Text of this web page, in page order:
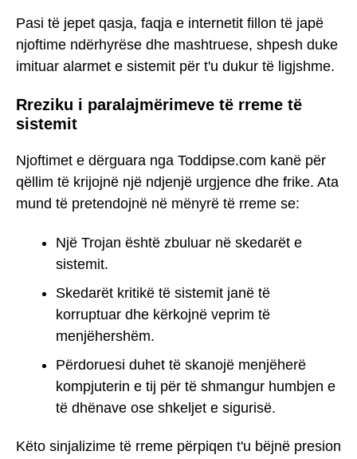
Pasi të jepet qasja, faqja e internetit fillon të japë
njoftime ndërhyrëse dhe mashtruese, shpesh duke
imituar alarmet e sistemit për t'u dukur të ligjshme.
Rreziku i paralajmërimeve të rreme të
sistemit
Njoftimet e dërguara nga Toddipse.com kanë për
qëllim të krijojnë një ndjenjë urgjence dhe frike. Ata
mund të pretendojnë në mënyrë të rreme se:
Një Trojan është zbuluar në skedarët e
sistemit.
Skedarët kritikë të sistemit janë të
korruptuar dhe kërkojnë veprim të
menjëhershëm.
Përdoruesi duhet të skanojë menjëherë
kompjuterin e tij për të shmangur humbjen e
të dhënave ose shkeljet e sigurisë.
Këto sinjalizime të rreme përpiqen t'u bëjnë presion